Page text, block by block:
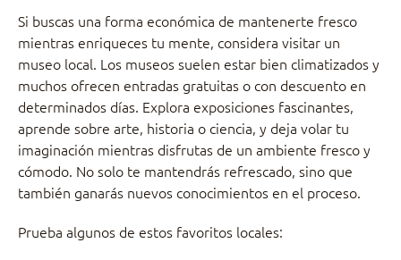
Si buscas una forma económica de mantenerte fresco
mientras enriqueces tu mente, considera visitar un
museo local. Los museos suelen estar bien climatizados y
muchos ofrecen entradas gratuitas o con descuento en
determinados días. Explora exposiciones fascinantes,
aprende sobre arte, historia o ciencia, y deja volar tu
imaginación mientras disfrutas de un ambiente fresco y
cómodo. No solo te mantendrás refrescado, sino que
también ganarás nuevos conocimientos en el proceso.
Prueba algunos de estos favoritos locales: